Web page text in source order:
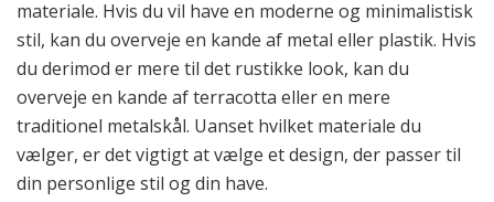
materiale. Hvis du vil have en moderne og minimalistisk
stil, kan du overveje en kande af metal eller plastik. Hvis
du derimod er mere til det rustikke look, kan du
overveje en kande af terracotta eller en mere
traditionel metalskål. Uanset hvilket materiale du
vælger, er det vigtigt at vælge et design, der passer til
din personlige stil og din have.